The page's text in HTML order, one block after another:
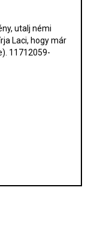
utalj némi
Laci, hogy már
11712059-